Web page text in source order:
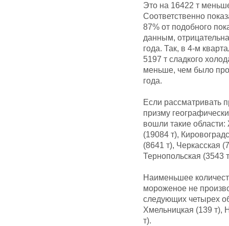
Это на 16422 т
Соответственно
87% от подобного
данным,
года. Так, в 4-м
5197 т сладкого
меньше, чем было
года.
Если рассматривать
призму
вошли такие
(19084 т),
(8641 т), Черкасская
Тернопольская (3543
Наименьшее
мороженое не
следующих четырех
Хмельницкая (139 т),
т).